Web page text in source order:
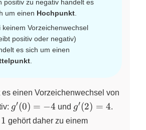
positiv zu negativ handelt es
um einen Hochpunkt.
keinem Vorzeichenwechsel
positiv oder negativ)
es sich um einen
.
es einen Vorzeichenwechsel von
g'(0)=-4
g′(0) = −4 und g'(2)=4
g′(2) = 4.
1 gehört daher zu einem